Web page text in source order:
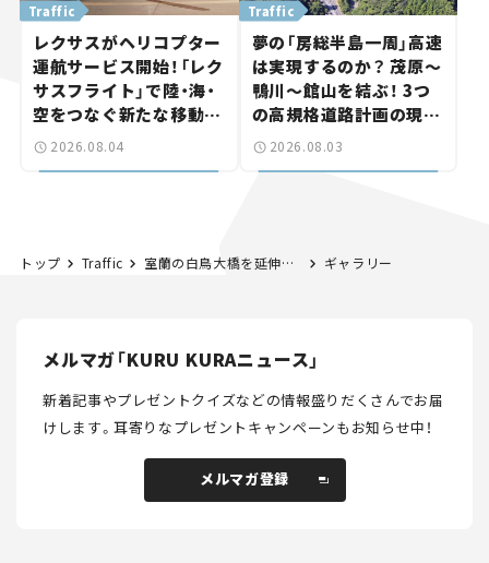
レクサスがヘリコプター
運航サービス開始！「レク
サスフライト」で陸・海・
空をつなぐ新たな移動体
験とは
Traffic
2026.08.04
夢の「房総半島一周」高速
は実現するのか？ 茂原～
鴨川～館山を結ぶ！ 3つ
の高規格道路計画の現
状。「館山鴨川道路」で検
Traffic
2026.08.03
トップ Traffic 室蘭の白鳥大橋を延伸する「白鳥新道 第2期」の期待高まる。 事業化の見通しは？【いま気になる道路計画】 ギャラリー
メルマガ「KURU KURAニュース」
新着記事やプレゼントクイズなどの情報盛りだくさんでお届
けします。耳寄りなプレゼントキャンペーンもお知らせ中！
メルマガ登録